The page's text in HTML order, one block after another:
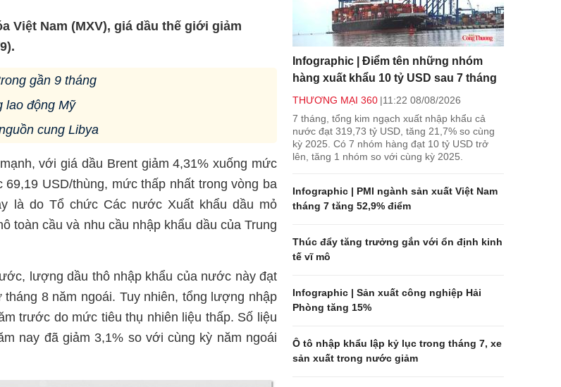
Việt Nam (MXV), giá dầu thế giới giảm
gần 9 tháng
lao động Mỹ
cung Libya
với giá dầu Brent giảm 4,31% xuống mức
USD/thùng, mức thấp nhất trong vòng ba
là do Tổ chức Các nước Xuất khẩu dầu mỏ
toàn cầu và nhu cầu nhập khẩu dầu của Trung
lượng dầu thô nhập khẩu của nước này đạt
8 năm ngoái. Tuy nhiên, tổng lượng nhập
trước do mức tiêu thụ nhiên liệu thấp. Số liệu
nay đã giảm 3,1% so với cùng kỳ năm ngoái
Infographic | Điểm tên những nhóm
hàng xuất khẩu 10 tỷ USD sau 7 tháng
THƯƠNG MẠI 360 11:22 08/08/2026
7 tháng, tổng kim ngạch xuất nhập khẩu cả
nước đạt 319,73 tỷ USD, tăng 21,7% so cùng
kỳ 2025. Có 7 nhóm hàng đạt 10 tỷ USD trở
lên, tăng 1 nhóm so với cùng kỳ 2025.
Infographic | PMI ngành sản xuất Việt Nam
tháng 7 tăng 52,9% điểm
Thúc đẩy tăng trưởng gắn với ổn định kinh
tế vĩ mô
Infographic | Sản xuất công nghiệp Hải
Phòng tăng 15%
Ô tô nhập khẩu lập kỷ lục trong tháng 7, xe
sản xuất trong nước giảm